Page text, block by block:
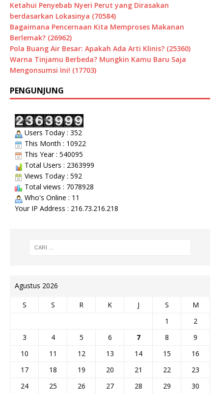
Ketahui Penyebab Nyeri Perut yang Dirasakan
berdasarkan Lokasinya (70584)
Bagaimana Pencernaan Kita Memproses Makanan
Berlemak? (26962)
Pola Buang Air Besar: Apakah Ada Arti Klinis? (25360)
Warna Tinjamu Berbeda? Mungkin Kamu Baru Saja
Mengonsumsi Ini! (17703)
PENGUNJUNG
Users Today : 352
This Month : 10922
This Year : 540095
Total Users : 2363999
Views Today : 592
Total views : 7078928
Who's Online : 11
Your IP Address : 216.73.216.218
Agustus 2026
S S R K J S
M
1
2
3
4 5 6 7 8
9
10
11 12 13 14 15
16
17
18 19 20 21 22
23
24
25 26 27 28 29
30